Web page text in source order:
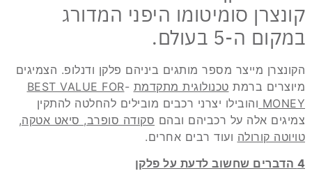
קונצרן סומיטומו היפני המדורג
במקום ה-5 בעולם.
הקונצרן מייצר מספר מותגים ביניהם פלקן ודנלופ. הצמיגים
מיוצרים ברמת טכנולוגית מתקדמת -
BEST VALUE FOR
MONEY והובילו יצרני רכבים מובילים להחלטה להתקין
צמיגים אלה על רכביהם ובהם סקודה סופרב, סיאט אטקה,
טויוטה קורולה ועוד רבים אחרים.
4 הדברים שחשוב לדעת על פלקן